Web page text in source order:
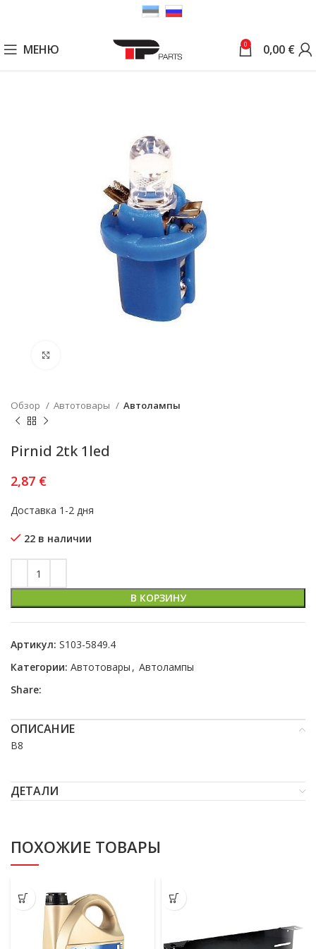
МЕНЮ 0 0,00 €
Обзор Автотовары Автолампы
Pirnid 2tk 1led
2,87 €
Доставка 1-2 дня
22 в наличии
В КОРЗИНУ
Артикул: S103-5849.4
Категории: Автотовары , Автолампы
Share:
ОПИСАНИЕ
B8
ДЕТАЛИ
ПОХОЖИЕ ТОВАРЫ